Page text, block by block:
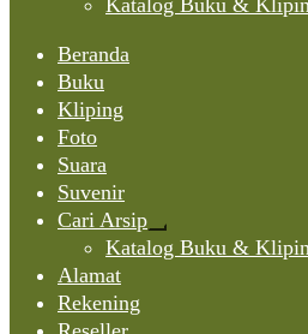
Katalog Buku &
Beranda
Buku
Kliping
Foto
Suara
Suvenir
Cari Arsip
Expand
child
Katalog Buku &
Alamat
Rekening